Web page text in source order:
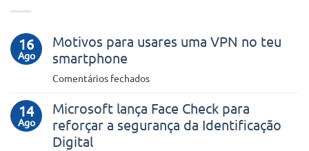
16
Ago
Motivos para usares uma VPN no teu
smartphone
Comentários fechadosem
para
usares
14
Ago
Microsoft lança Face Check para
reforçar a segurança da Identificação
Digital